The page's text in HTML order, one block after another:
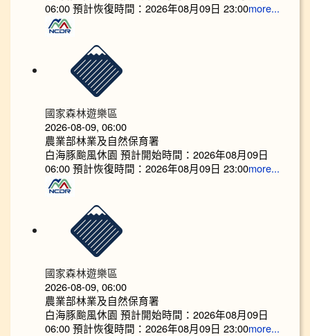
06:00 預計恢復時間：2026年08月09日 23:00more...
國家森林遊樂區
2026-08-09, 06:00
農業部林業及自然保育署
白海豚颱風休園 預計開始時間：2026年08月09日
06:00 預計恢復時間：2026年08月09日 23:00more...
國家森林遊樂區
2026-08-09, 06:00
農業部林業及自然保育署
白海豚颱風休園 預計開始時間：2026年08月09日
06:00 預計恢復時間：2026年08月09日 23:00more...